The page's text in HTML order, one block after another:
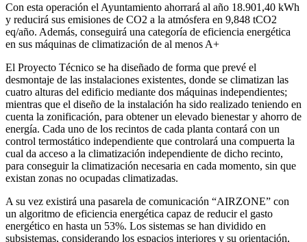
Con esta operación el Ayuntamiento ahorrará al año 18.901,40 kWh
y reducirá sus emisiones de CO2 a la atmósfera en 9,848 tCO2
eq/año. Además, conseguirá una categoría de eficiencia energética
en sus máquinas de climatización de al menos A+
El Proyecto Técnico se ha diseñado de forma que prevé el
desmontaje de las instalaciones existentes, donde se climatizan las
cuatro alturas del edificio mediante dos máquinas independientes;
mientras que el diseño de la instalación ha sido realizado teniendo en
cuenta la zonificación, para obtener un elevado bienestar y ahorro de
energía. Cada uno de los recintos de cada planta contará con un
control termostático independiente que controlará una compuerta la
cual da acceso a la climatización independiente de dicho recinto,
para conseguir la climatización necesaria en cada momento, sin que
existan zonas no ocupadas climatizadas.
A su vez existirá una pasarela de comunicación “AIRZONE” con
un algoritmo de eficiencia energética capaz de reducir el gasto
energético en hasta un 53%. Los sistemas se han dividido en
subsistemas, considerando los espacios interiores y su orientación,